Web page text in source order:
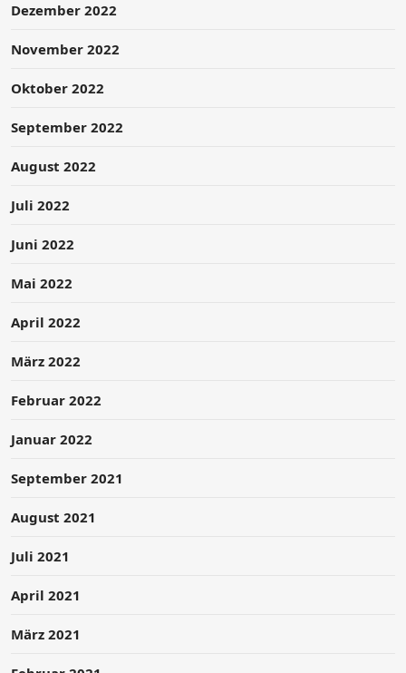
Dezember 2022
November 2022
Oktober 2022
September 2022
August 2022
Juli 2022
Juni 2022
Mai 2022
April 2022
März 2022
Februar 2022
Januar 2022
September 2021
August 2021
Juli 2021
April 2021
März 2021